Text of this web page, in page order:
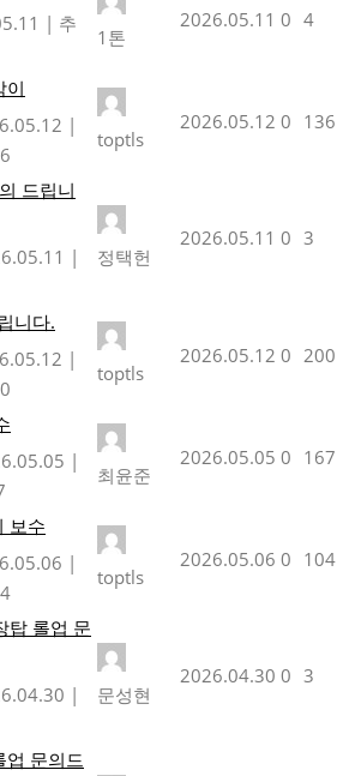
| 추
1톤
2026.05.11 0 4
이
|
toptls
2026.05.12 0 136
드립니
|
정택헌
2026.05.11 0 3
니다.
|
toptls
2026.05.12 0 200
|
최윤준
2026.05.05 0 167
보수
|
toptls
2026.05.06 0 104
탑 롤업 문
|
문성현
2026.04.30 0 3
업 문의드